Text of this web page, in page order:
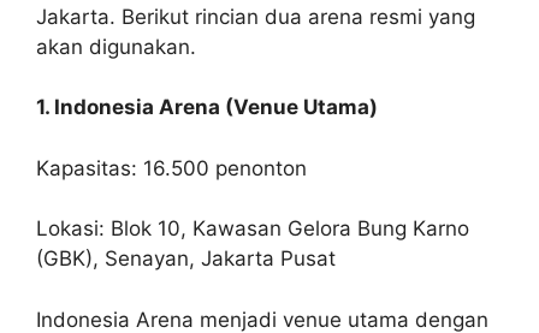
Jakarta. Berikut rincian dua arena resmi yang
akan digunakan.
1. Indonesia Arena (Venue Utama)
Kapasitas: 16.500 penonton
Lokasi: Blok 10, Kawasan Gelora Bung Karno
(GBK), Senayan, Jakarta Pusat
Indonesia Arena menjadi venue utama dengan